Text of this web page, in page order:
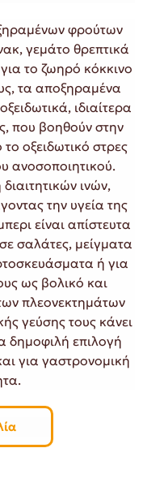
φρούτων
γεμάτο θρεπτικά
το ζωηρό κόκκινο
τα αποξηραμένα
ιδιαίτερα
που βοηθούν στην
οξειδωτικό στρες
ανοσοποιητικού.
ινών,
την υγεία της
είναι απίστευτα
σαλάτες, μείγματα
ή για
ως βολικό και
πλεονεκτημάτων
γεύσης τους κάνει
δημοφιλή επιλογή
για γαστρονομική